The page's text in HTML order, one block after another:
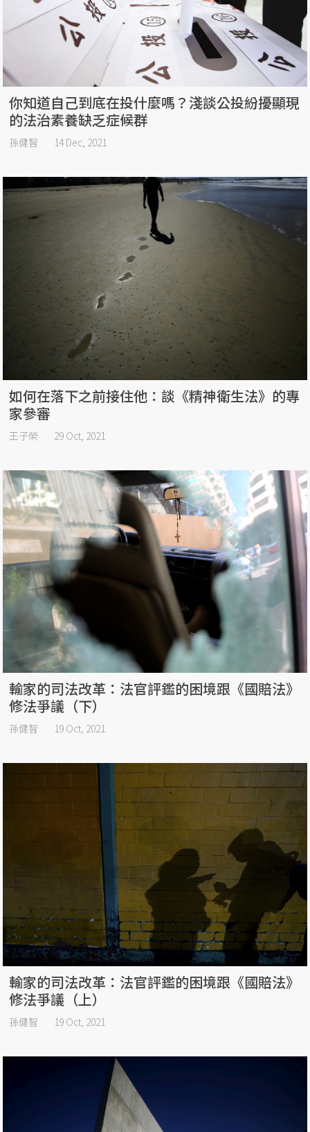
你知道自己到底在投什麼嗎？淺談公投紛擾顯現
的法治素養缺乏症候群
孫健智 14 Dec, 2021
如何在落下之前接住他：談《精神衛生法》的專
家參審
王子榮 29 Oct, 2021
輸家的司法改革：法官評鑑的困境跟《國賠法》
修法爭議（下）
孫健智 19 Oct, 2021
輸家的司法改革：法官評鑑的困境跟《國賠法》
修法爭議（上）
孫健智 19 Oct, 2021